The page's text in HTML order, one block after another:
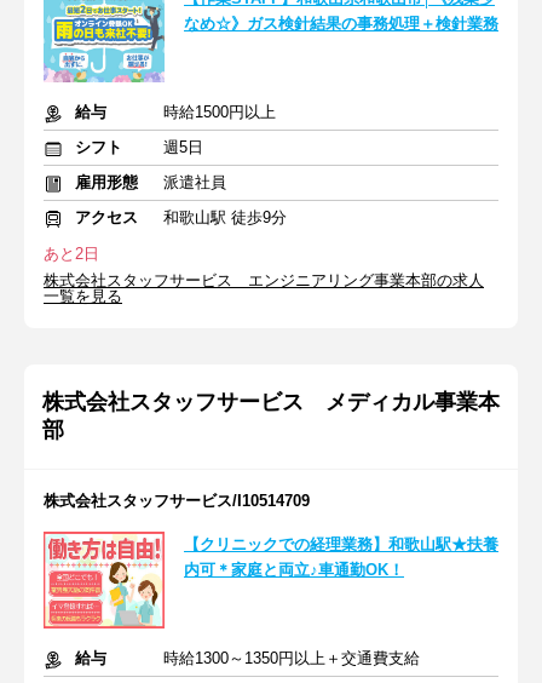
なめ☆》ガス検針結果の事務処理＋検針業務
給与
時給1500円以上
シフト
週5日
雇用形態
派遣社員
アクセス
和歌山駅 徒歩9分
あと2日
株式会社スタッフサービス エンジニアリング事業本部の求人
一覧を見る
株式会社スタッフサービス メディカル事業本
部
株式会社スタッフサービス/I10514709
【クリニックでの経理業務】和歌山駅★扶養
内可＊家庭と両立♪車通勤OK！
給与
時給1300～1350円以上＋交通費支給